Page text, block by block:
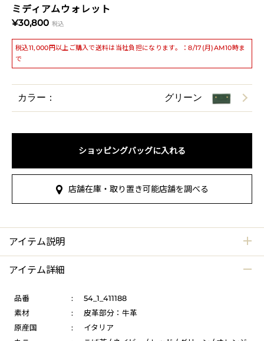
ミディアムウォレット
¥30,800 税込
税込11,000円以上ご購入で送料は当社負担になります。：8/17(月)AM10時ま
で
カラー： グリーン
ショッピングバッグに入れる
店舗在庫・取り置き可能店舗を調べる
アイテム説明
アイテム詳細
品番 :
54_1_411188
素材
:
皮革部分：牛革
原産国
:
イタリア